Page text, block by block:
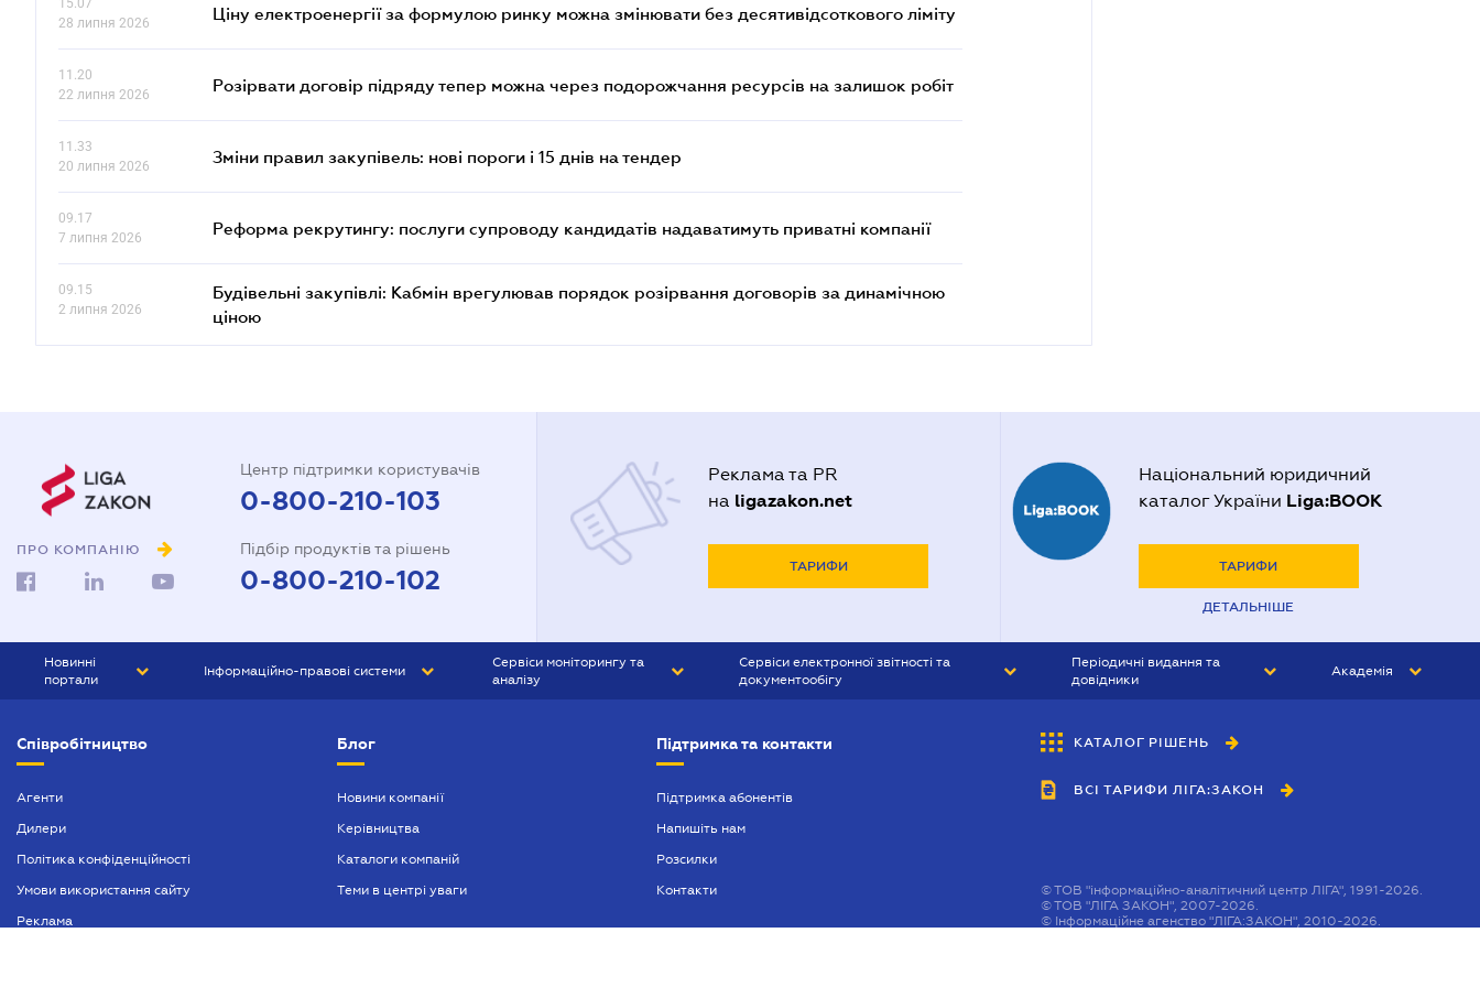
15.07
28 липня 2026
Ціну електроенергії за формулою ринку можна змінювати без десятивідсоткового ліміту
11.20
22 липня 2026
Розірвати договір підряду тепер можна через подорожчання ресурсів на залишок робіт
11.33
20 липня 2026
Зміни правил закупівель: нові пороги і 15 днів на тендер
09.17
7 липня 2026
Реформа рекрутингу: послуги супроводу кандидатів надаватимуть приватні компанії
09.15
2 липня 2026
Будівельні закупівлі: Кабмін врегулював порядок розірвання договорів за динамічною
ціною
ПРО КОМПАНІЮ
Центр підтримки користувачів
0-800-210-103
Підбір продуктів та рішень
0-800-210-102
Реклама та PR
на ligazakon.net
ТАРИФИ
Національний юридичний
каталог України Liga:BOOK
ТАРИФИ
ДЕТАЛЬНІШЕ
Новинні
портали
БІЗНЕС
Інформаційно-правові системи
БУХГАЛТЕР ПРОФ
Сервіси моніторингу та
аналізу
Сервіси електронної звітності та
документообігу
Періодичні видання та
довідники
БУХГАЛТЕР&ЗАКОН
ВІСНИК МСФЗ
Академія
Співробітництво
Агенти
Дилери
Політика конфіденційності
Умови використання сайту
Реклама
Блог
Новини компанії
Керівництва
Каталоги компаній
Теми в центрі уваги
Підтримка та контакти
Підтримка абонентів
Напишіть нам
Розсилки
Контакти
КАТАЛОГ РІШЕНЬ
ВСІ ТАРИФИ ЛІГА:ЗАКОН
©ТОВ "інформаційно-аналітичний центр ЛІГА", 1991-2026.
©ТОВ "ЛІГА ЗАКОН", 2007-2026.
© Інформаційне агенство "ЛІГА:ЗАКОН", 2010-2026.